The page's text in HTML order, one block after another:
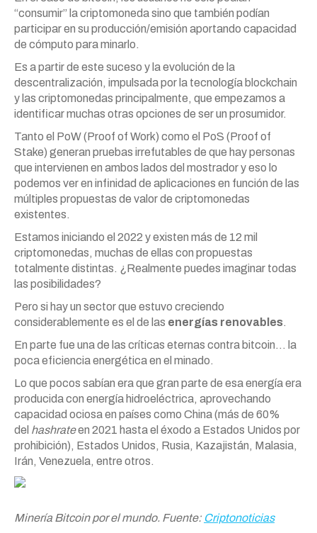
“consumir” la criptomoneda sino que también podían
participar en su producción/emisión aportando capacidad
de cómputo para minarlo.
Es a partir de este suceso y la evolución de la
descentralización, impulsada por la tecnología blockchain
y las criptomonedas principalmente, que empezamos a
identificar muchas otras opciones de ser un prosumidor.
Tanto el PoW (Proof of Work) como el PoS (Proof of
Stake) generan pruebas irrefutables de que hay personas
que intervienen en ambos lados del mostrador y eso lo
podemos ver en infinidad de aplicaciones en función de las
múltiples propuestas de valor de criptomonedas
existentes.
Estamos iniciando el 2022 y existen más de 12 mil
criptomonedas, muchas de ellas con propuestas
totalmente distintas. ¿Realmente puedes imaginar todas
las posibilidades?
Pero si hay un sector que estuvo creciendo
considerablemente es el de las energías renovables.
En parte fue una de las críticas eternas contra bitcoin… la
poca eficiencia energética en el minado.
Lo que pocos sabían era que gran parte de esa energía era
producida con energía hidroeléctrica, aprovechando
capacidad ociosa en países como China (más de 60%
del hashrateen 2021 hasta el éxodo a Estados Unidos por
prohibición), Estados Unidos, Rusia, Kazajistán, Malasia,
Irán, Venezuela, entre otros.
Minería Bitcoin por el mundo. Fuente: Criptonoticias